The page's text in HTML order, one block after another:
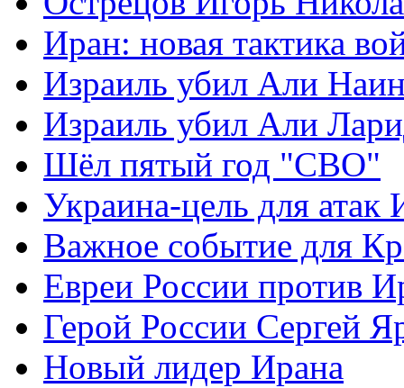
Иран: новая тактика
Израиль убил Али
Израиль убил Али
Шёл пятый год "СВО"
Украина-цель для атак
Важное событие для
Евреи России против
Герой России Сергей
Новый лидер Ирана